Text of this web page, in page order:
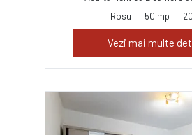
Rosu
50 mp
Vezi mai multe